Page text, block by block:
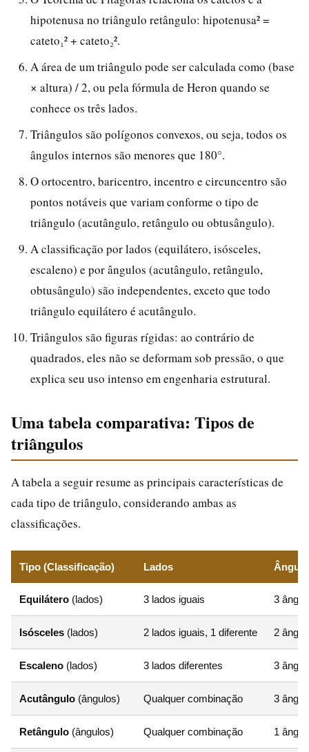
hipotenusa no triângulo retângulo: hipotenusa² =
cateto₁² + cateto₂².
A área de um triângulo pode ser calculada como (base
× altura) / 2, ou pela fórmula de Heron quando se
conhece os três lados.
Triângulos são polígonos convexos, ou seja, todos os
ângulos internos são menores que 180°.
O ortocentro, baricentro, incentro e circuncentro são
pontos notáveis que variam conforme o tipo de
triângulo (acutângulo, retângulo ou obtusângulo).
A classificação por lados (equilátero, isósceles,
escaleno) e por ângulos (acutângulo, retângulo,
obtusângulo) são independentes, exceto que todo
triângulo equilátero é acutângulo.
Triângulos são figuras rígidas: ao contrário de
quadrados, eles não se deformam sob pressão, o que
explica seu uso intenso em engenharia estrutural.
Uma tabela comparativa: Tipos de
triângulos
A tabela a seguir resume as principais características de
cada tipo de triângulo, considerando ambas as
classificações.
Tipo (Classificação) Lados
Equilátero (lados) 3 lados iguais 3
Isósceles (lados) 2 lados iguais, 1 diferente 2
Escaleno (lados) 3 lados diferentes 3
Acutângulo (ângulos) Qualquer combinação 3
Retângulo (ângulos) Qualquer combinação 1